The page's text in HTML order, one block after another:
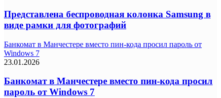
Представлена беспроводная колонка Samsung в
виде рамки для фотографий
Банкомат в Манчестере вместо пин-кода просил пароль от
Windows 7
23.01.2026
Банкомат в Манчестере вместо пин-кода просил
пароль от Windows 7